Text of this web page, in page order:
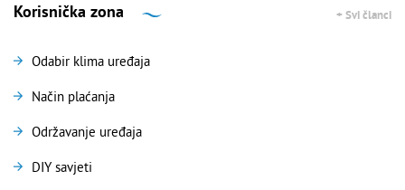
Korisnička zona + Svi članci
Odabir klima uređaja
Način plaćanja
Održavanje uređaja
DIY savjeti